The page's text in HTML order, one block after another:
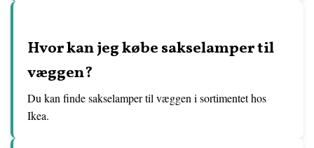
Hvor kan jeg købe sakselamper til
væggen?
Du kan finde sakselamper til væggen i sortimentet hos
Ikea.